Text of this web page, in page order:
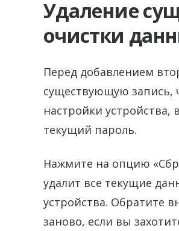
Удаление
очистки
Перед добавлением
существующую запись,
настройки устройства,
текущий пароль.
Нажмите на опцию
удалит все текущие
устройства. Обратите
заново, если вы